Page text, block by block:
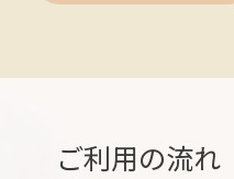
ご利用の流れ